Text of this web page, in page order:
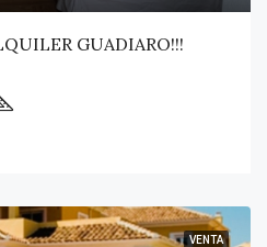
GUADIARO!!!
VENTA